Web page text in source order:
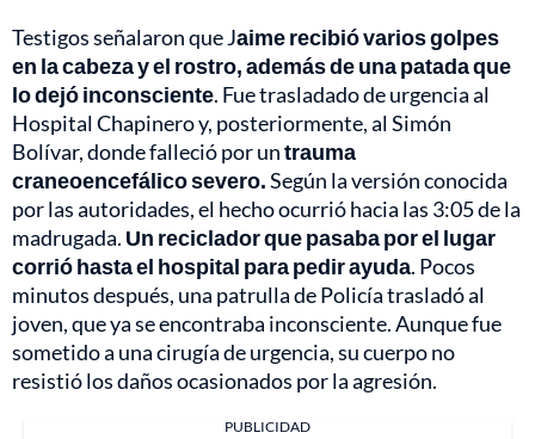
Testigos señalaron que Jaime recibió varios golpes
en la cabeza y el rostro, además de una patada que
lo dejó inconsciente. Fue trasladado de urgencia al
Hospital Chapinero y, posteriormente, al Simón
Bolívar, donde falleció por untrauma
craneoencefálico severo.Según la versión conocida
por las autoridades, el hecho ocurrió hacia las 3:05 de la
madrugada. Un reciclador que pasaba por el lugar
corrió hasta el hospital para pedir ayuda. Pocos
minutos después, una patrulla de Policía trasladó al
joven, que ya se encontraba inconsciente. Aunque fue
sometido a una cirugía de urgencia, su cuerpo no
resistió los daños ocasionados por la agresión.
PUBLICIDAD